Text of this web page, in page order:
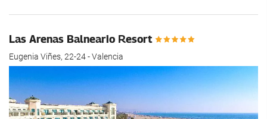
Las Arenas Balneario Resort
Eugenia Viñes, 22-24 - Valencia